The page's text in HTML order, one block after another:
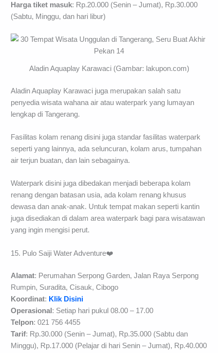
Harga tiket masuk: Rp.20.000 (Senin – Jumat), Rp.30.000
(Sabtu, Minggu, dan hari libur)
Aladin Aquaplay Karawaci (Gambar: lakupon.com)
Aladin Aquaplay Karawaci juga merupakan salah satu
penyedia wisata wahana air atau waterpark yang lumayan
lengkap di Tangerang.
Fasilitas kolam renang disini juga standar fasilitas waterpark
seperti yang lainnya, ada seluncuran, kolam arus, tumpahan
air terjun buatan, dan lain sebagainya.
Waterpark disini juga dibedakan menjadi beberapa kolam
renang dengan batasan usia, ada kolam renang khusus
dewasa dan anak-anak. Untuk tempat makan seperti kantin
juga disediakan di dalam area waterpark bagi para wisatawan
yang ingin mengisi perut.
15. Pulo Saiji Water Adventure❤️
Alamat: Perumahan Serpong Garden, Jalan Raya Serpong
Rumpin, Suradita, Cisauk, Cibogo
Koordinat: Klik Disini
Operasional: Setiap hari pukul 08.00 – 17.00
Telpon: 021 756 4455
Tarif: Rp.30.000 (Senin – Jumat), Rp.35.000 (Sabtu dan
Minggu), Rp.17.000 (Pelajar di hari Senin – Jumat), Rp.40.000